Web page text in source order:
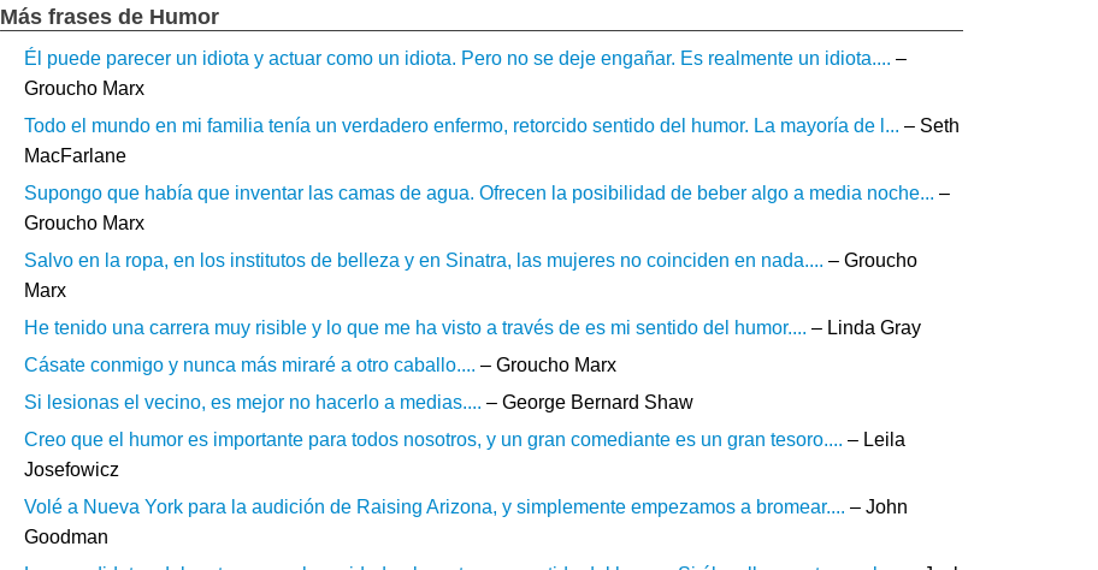
Más frases de Humor
Él puede parecer un idiota y actuar como un idiota. Pero no se deje engañar. Es realmente un idiota.... –
Groucho Marx
Todo el mundo en mi familia tenía un verdadero enfermo, retorcido sentido del humor. La mayoría de l... – Seth
MacFarlane
Supongo que había que inventar las camas de agua. Ofrecen la posibilidad de beber algo a media noche... –
Groucho Marx
Salvo en la ropa, en los institutos de belleza y en Sinatra, las mujeres no coinciden en nada.... – Groucho
Marx
He tenido una carrera muy risible y lo que me ha visto a través de es mi sentido del humor.... – Linda Gray
Cásate conmigo y nunca más miraré a otro caballo.... – Groucho Marx
Si lesionas el vecino, es mejor no hacerlo a medias.... – George Bernard Shaw
Creo que el humor es importante para todos nosotros, y un gran comediante es un gran tesoro.... – Leila
Josefowicz
Volé a Nueva York para la audición de Raising Arizona, y simplemente empezamos a bromear.... – John
Goodman